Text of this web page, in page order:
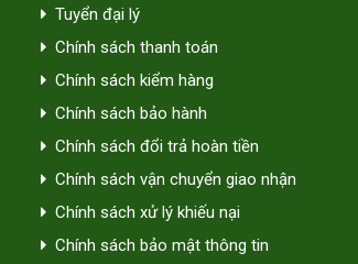
Tuyển đại lý
Chính sách thanh toán
Chính sách kiểm hàng
Chính sách bảo hành
Chính sách đổi trả hoàn tiền
Chính sách vận chuyển giao nhận
Chính sách xử lý khiếu nại
Chính sách bảo mật thông tin